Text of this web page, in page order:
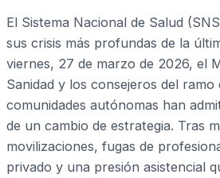
El Sistema Nacional de Salud
sus crisis más profundas de la
viernes, 27 de marzo de 2026, el
Sanidad y los consejeros del ramo
comunidades autónomas han
de un cambio de estrategia. Tras
movilizaciones, fugas de
privado y una presión asistencial